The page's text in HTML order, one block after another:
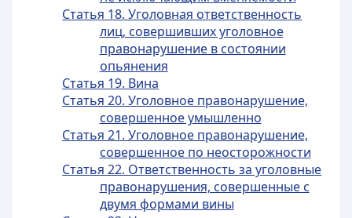
Статья 18. Уголовная ответственность
лиц, совершивших уголовное
правонарушение в состоянии
опьянения
Статья 19. Вина
Статья 20. Уголовное правонарушение,
совершенное умышленно
Статья 21. Уголовное правонарушение,
совершенное по неосторожности
Статья 22. Ответственность за уголовные
правонарушения, совершенные с
двумя формами вины